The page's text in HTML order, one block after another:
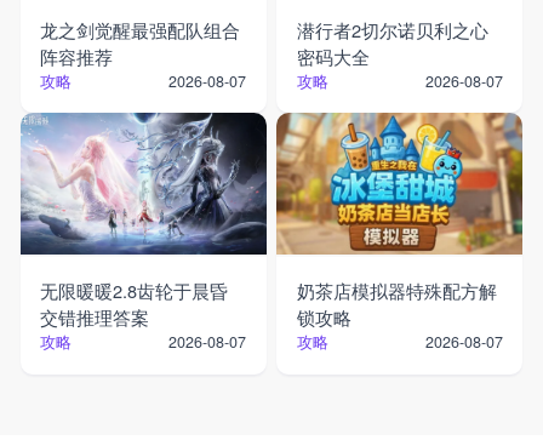
龙之剑觉醒最强配队组合
阵容推荐
攻略 2026-08-07
潜行者2切尔诺贝利之心
密码大全
攻略 2026-08-07
无限暖暖2.8齿轮于晨昏
交错推理答案
攻略 2026-08-07
奶茶店模拟器特殊配方解
锁攻略
攻略 2026-08-07